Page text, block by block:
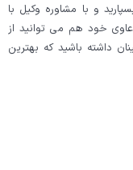
و با مشاوره وکیل با
خود هم می توانید از
داشته باشید که بهترین